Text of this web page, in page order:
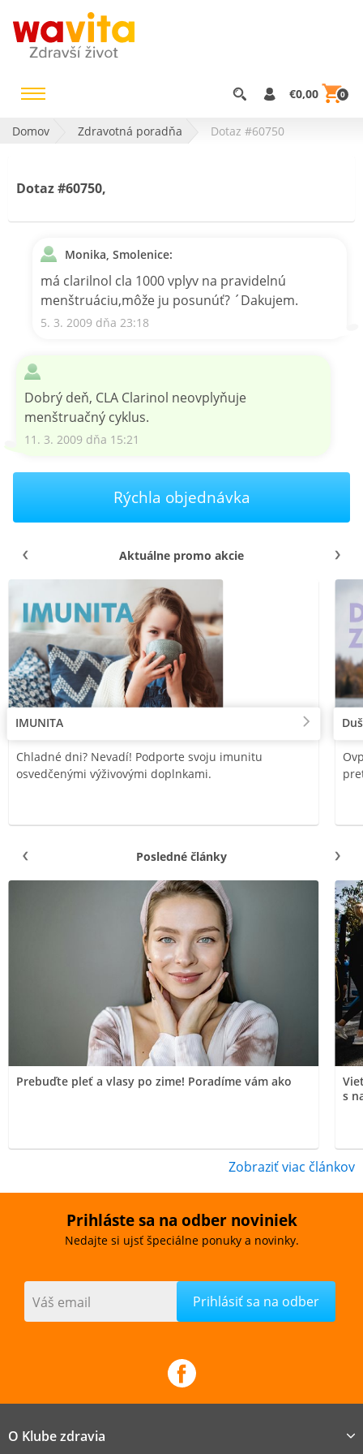
€0,00 0
Domov Zdravotná poradňa Dotaz #60750
Dotaz #60750,
Monika, Smolenice:
má clarilnol cla 1000 vplyv na pravidelnú
menštruáciu,môže ju posunúť? ´Dakujem.
5. 3. 2009 dňa 23:18
Dobrý deň, CLA Clarinol neovplyňuje
menštruačný cyklus.
11. 3. 2009 dňa 15:21
Rýchla objednávka
Aktuálne promo akcie
IMUNITA
Chladné dni? Nevadí! Podporte svoju imunitu
osvedčenými výživovými doplnkami.
Posledné články
Prebuďte pleť a vlasy po zime! Poradíme vám ako
s
Zobraziť viac článkov
Prihláste sa na odber noviniek
Nedajte si ujsť špeciálne ponuky a novinky.
Váš email
O Klube zdravia